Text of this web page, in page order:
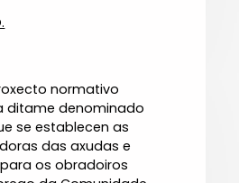
normativo
ditame denominado
se establecen as
das axudas e
os obradoiros